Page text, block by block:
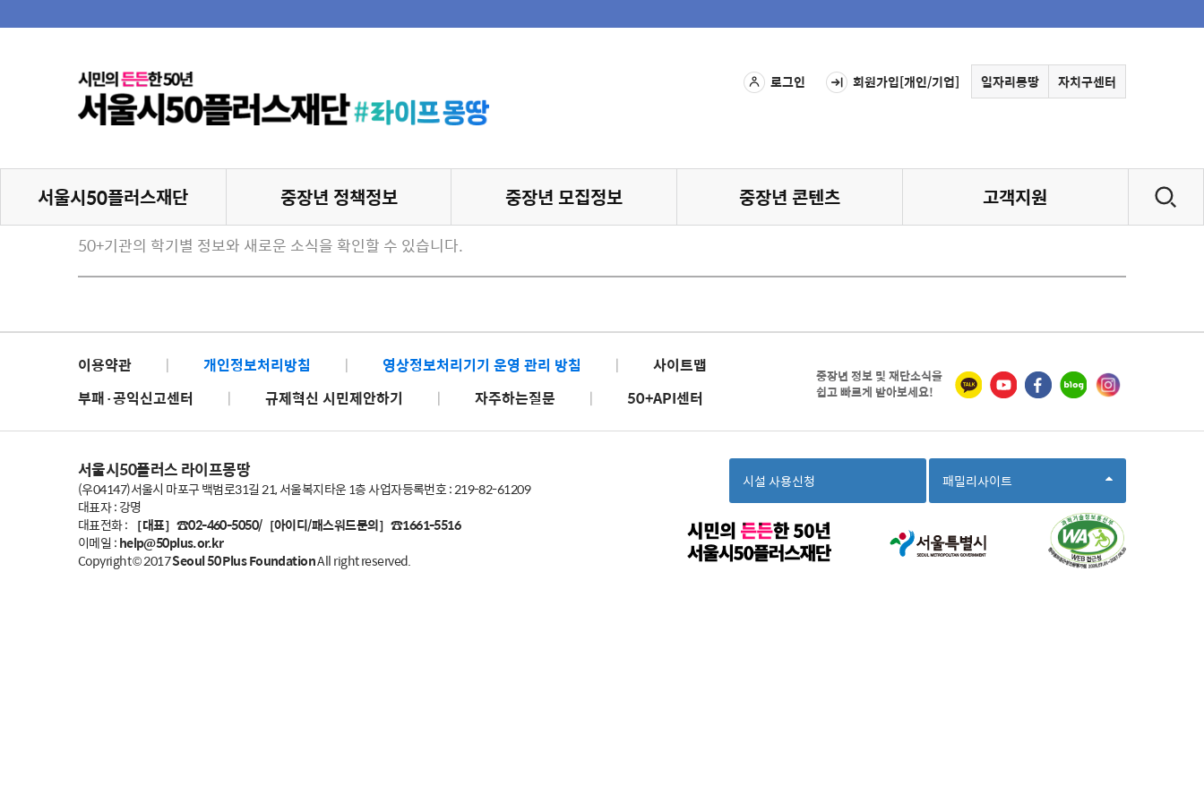
로그인 회원가입[개인/기업] 일자리몽땅 자치구센터
서울시50플러스재단 중장년 정책정보 중장년 모집정보 중장년 콘텐츠 고객지원
50+기관의 학기별 정보와 새로운 소식을 확인할 수 있습니다.
이용약관 | 개인정보처리방침 | 영상정보처리기기 운영 관리 방침 |
사이트맵
부패·공익신고센터
| 규제혁신 시민제안하기 | 자주하는질문 | 50+API센터
중장년 정보 및 재단소식을
쉽고 빠르게 받아보세요!
서울시50플러스 라이프몽땅
(우04147)서울시 마포구 백범로31길 21, 서울복지타운 1층 사업자등록번호 : 219-82-61209
대표자 : 강명
대표전화 : ［대표］☎02-460-5050/［아이디/패스워드문의］☎1661-5516
이메일 :help@50plus.or.kr
Copyright © 2017Seoul 50 Plus FoundationAll right reserved.
시설 사용신청 패밀리사이트선